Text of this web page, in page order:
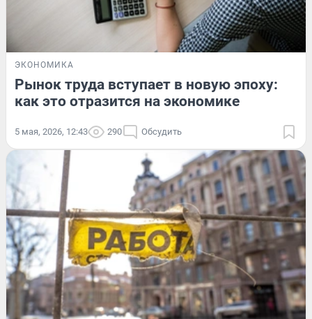
ЭКОНОМИКА
Рынок труда вступает в новую эпоху:
как это отразится на экономике
5 мая, 2026, 12:43 290 Обсудить